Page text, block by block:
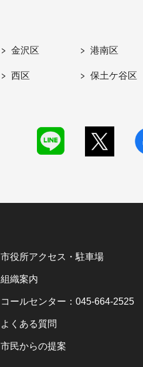
金沢区 港南区
西区 保土ケ谷区
市役所アクセス・駐車場
組織案内
コールセンター：045-664-2525
よくある質問
市民からの提案